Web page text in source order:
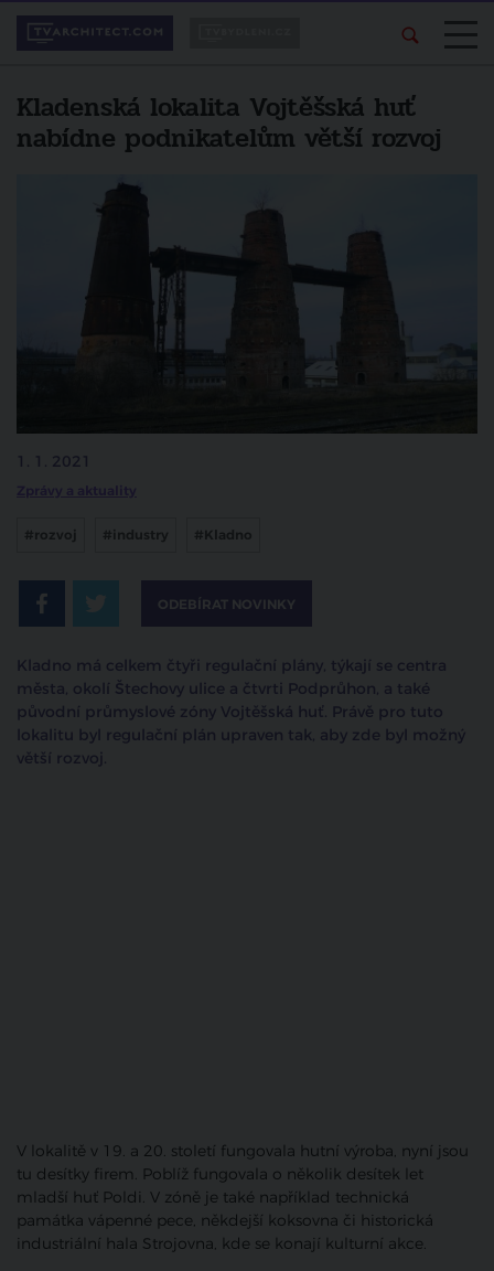
Kladenská lokalita Vojtěšská huť
nabídne podnikatelům větší rozvoj
1. 1. 2021
Zprávy a aktuality
#rozvoj #industry #Kladno
ODEBÍRAT NOVINKY
Kladno má celkem čtyři regulační plány, týkají se centra
města, okolí Štechovy ulice a čtvrti Podprůhon, a také
původní průmyslové zóny Vojtěšská huť. Právě pro tuto
lokalitu byl regulační plán upraven tak, aby zde byl možný
větší rozvoj.
V lokalitě v 19. a 20. století fungovala hutní výroba, nyní jsou
tu desítky firem. Poblíž fungovala o několik desítek let
mladší huť Poldi. V zóně je také například technická
památka vápenné pece, někdejší koksovna či historická
industriální hala Strojovna, kde se konají kulturní akce.